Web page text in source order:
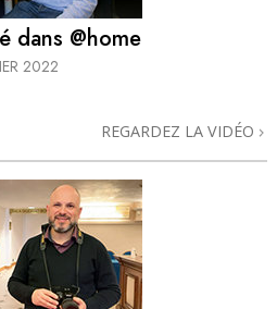
dans @home
2022
REGARDEZ LA VIDÉO